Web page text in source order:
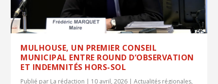
MULHOUSE, UN PREMIER CONSEIL
MUNICIPAL ENTRE ROUND D’OBSERVATION
ET INDEMNITÉS HORS-SOL
Publié par La rédaction | 10 avril, 2026 |Actualités régionales,